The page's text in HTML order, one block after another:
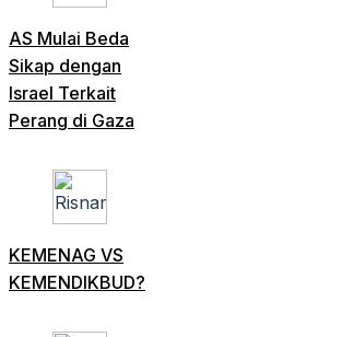
AS Mulai Beda
Sikap dengan
Israel Terkait
Perang di Gaza
KEMENAG VS
KEMENDIKBUD?